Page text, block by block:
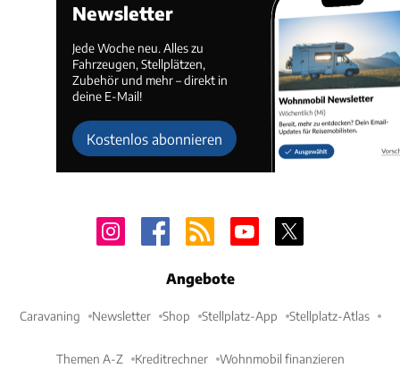
Newsletter
Jede Woche neu. Alles zu
Fahrzeugen, Stellplätzen,
Zubehör und mehr – direkt in
deine E-Mail!
Kostenlos abonnieren
Angebote
Caravaning Newsletter Shop Stellplatz-App Stellplatz-Atlas
Themen A-Z Kreditrechner Wohnmobil finanzieren